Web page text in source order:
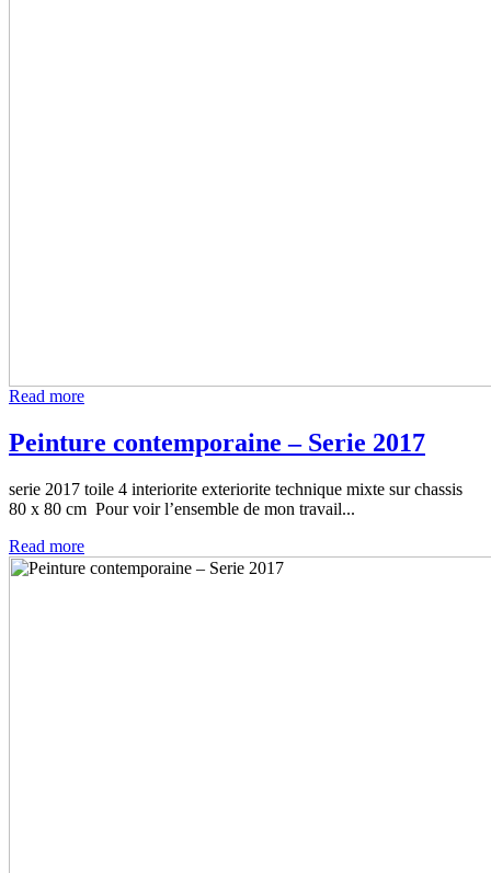
Read more
Peinture contemporaine – Serie 2017
serie 2017 toile 4 interiorite exteriorite technique mixte sur chassis
80 x 80 cm Pour voir l’ensemble de mon travail...
Read more